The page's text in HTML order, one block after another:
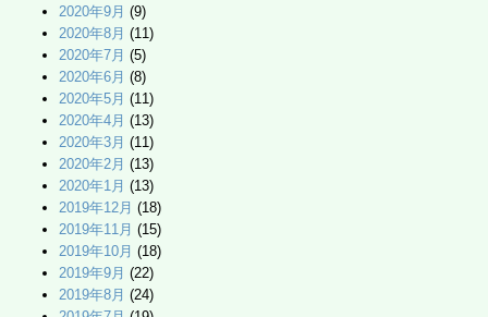
2020年9月 (9)
2020年8月 (11)
2020年7月 (5)
2020年6月 (8)
2020年5月 (11)
2020年4月 (13)
2020年3月 (11)
2020年2月 (13)
2020年1月 (13)
2019年12月 (18)
2019年11月 (15)
2019年10月 (18)
2019年9月 (22)
2019年8月 (24)